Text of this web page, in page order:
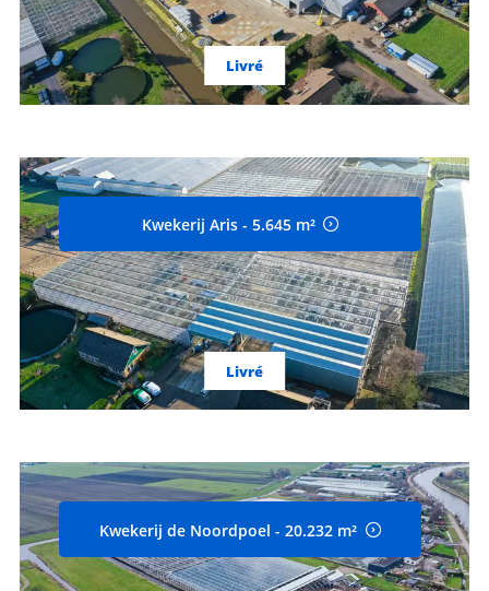
Livré
Kwekerij Aris - 5.645 m²
Livré
Kwekerij de Noordpoel - 20.232 m²